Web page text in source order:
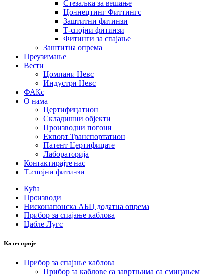
Стезаљка за вешање
Цоннецтинг Фиттингс
Заштитни фитинзи
Т-спојни фитинзи
Фитинги за спајање
Заштитна опрема
Преузимање
Вести
Цомпани Невс
Индустри Невс
ФАКс
О нама
Цертифицатион
Складишни објекти
Производни погони
Екпорт Транспортатион
Патент Цертифицате
Лабораторија
Контактирајте нас
Т-спојни фитинзи
Кућа
Производи
Нисконапонска АБЦ додатна опрема
Прибор за спајање каблова
Цабле Лугс
Категорије
Прибор за спајање каблова
Прибор за каблове са завртњима са смицањем